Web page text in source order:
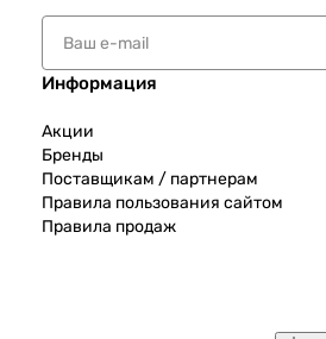
Информация
Акции
Бренды
Поставщикам / партнерам
Правила пользования сайтом
Правила продаж